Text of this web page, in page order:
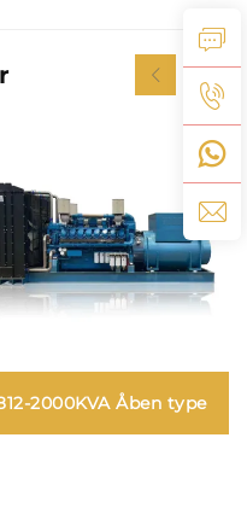
2000KVA Åben type